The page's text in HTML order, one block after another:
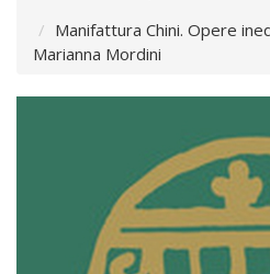
Manifattura Chini. Opere
Marianna Mordini